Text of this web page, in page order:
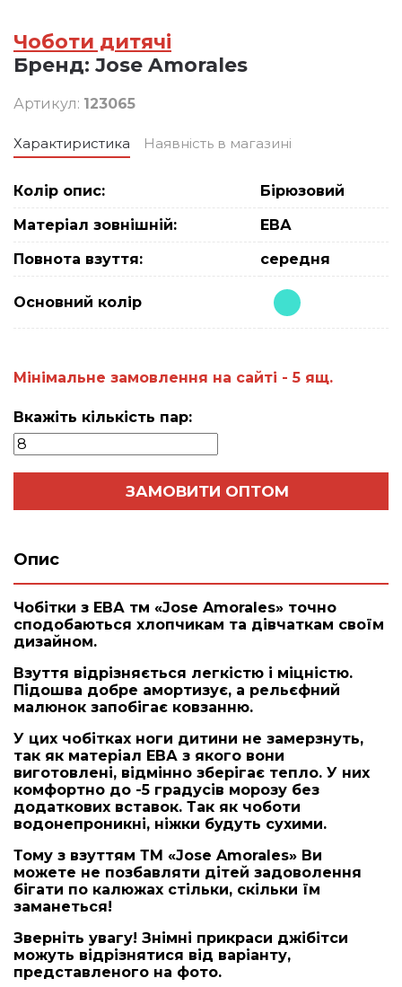
Чоботи дитячі
Бренд: Jose Amorales
Артикул: 123065
Характиристика Наявність в магазині
Колір опис:
Бірюзовий
Матеріал зовнішній:
ЕВА
Повнота взуття:
середня
Основний колiр
Мiнiмальне замовлення на сайтi - 5 ящ.
Вкажіть кількість пар:
ЗАМОВИТИ ОПТОМ
Опис
Чобітки з ЕВА тм «Jose Amorales» точно
сподобаються хлопчикам та дівчаткам своїм
дизайном.
Взуття відрізняється легкістю і міцністю.
Підошва добре амортизує, а рельєфний
малюнок запобігає ковзанню.
У цих чобітках ноги дитини не замерзнуть,
так як матеріал ЕВА з якого вони
виготовлені, відмінно зберігає тепло. У них
комфортно до -5 градусів морозу без
додаткових вставок. Так як чоботи
водонепроникні, ніжки будуть сухими.
Тому з взуттям ТМ «Jose Amorales» Ви
можете не позбавляти дітей задоволення
бігати по калюжах стільки, скільки їм
заманеться!
Зверніть увагу! Знімні прикраси джібітси
можуть відрізнятися від варіанту,
представленого на фото.